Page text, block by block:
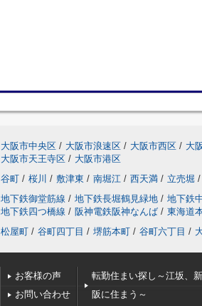
大阪市中央区 / 大阪市浪速区 / 大阪市西区 / 大
大阪市天王寺区 / 大阪市港区
谷町 / 桜川 / 敷津東 / 南堀江 / 西天満 / 立売堀 /
地下鉄御堂筋線 / 地下鉄長堀鶴見緑地 / 地下鉄
地下鉄四つ橋線 / 阪神電鉄阪神なんば / 東海道
松屋町 / 谷町四丁目 / 堺筋本町 / 谷町六丁目 /
お客様の声
お問い合わせ
転勤住まい探し～江坂、
阪に住まう～